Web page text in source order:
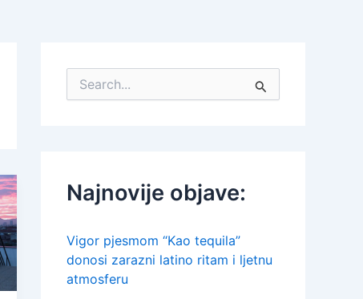
o
rNajnovije objave:
Vigor pjesmom “Kao tequila”
donosi zarazni latino ritam i ljetnu
atmosferu